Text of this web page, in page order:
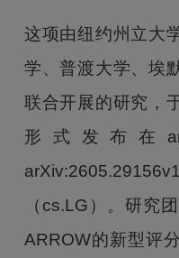
这项由纽约州立大
学、普渡大学、埃
联合开展的研究，
形式发布在
（cs.LG）。研究
ARROW的新型评